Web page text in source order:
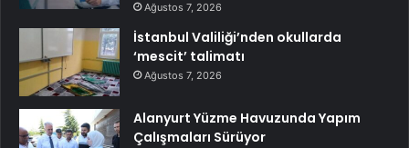
Ağustos 7, 2026
İstanbul Valiliği’nden okullarda
‘mescit’ talimatı
Ağustos 7, 2026
Alanyurt Yüzme Havuzunda Yapım
Çalışmaları Sürüyor